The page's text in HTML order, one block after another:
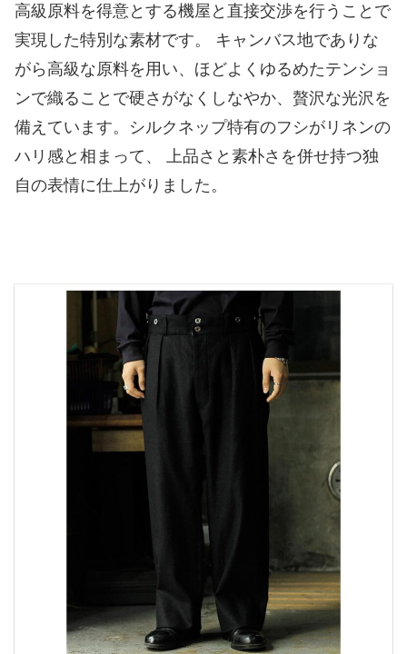
高級原料を得意とする機屋と直接交渉を行うことで
実現した特別な素材です。 キャンバス地でありな
がら高級な原料を用い、ほどよくゆるめたテンショ
ンで織ることで硬さがなくしなやか、贅沢な光沢を
備えています。シルクネップ特有のフシがリネンの
ハリ感と相まって、 上品さと素朴さを併せ持つ独
自の表情に仕上がりました。